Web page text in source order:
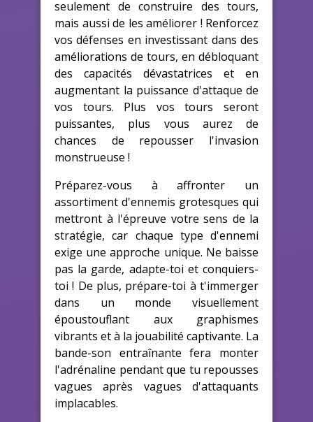
seulement de construire des tours,
mais aussi de les améliorer ! Renforcez
vos défenses en investissant dans des
améliorations de tours, en débloquant
des capacités dévastatrices et en
augmentant la puissance d'attaque de
vos tours. Plus vos tours seront
puissantes, plus vous aurez de
chances de repousser l'invasion
monstrueuse !
Préparez-vous à affronter un
assortiment d'ennemis grotesques qui
mettront à l'épreuve votre sens de la
stratégie, car chaque type d'ennemi
exige une approche unique. Ne baisse
pas la garde, adapte-toi et conquiers-
toi ! De plus, prépare-toi à t'immerger
dans un monde visuellement
époustouflant aux graphismes
vibrants et à la jouabilité captivante. La
bande-son entraînante fera monter
l'adrénaline pendant que tu repousses
vagues après vagues d'attaquants
implacables.